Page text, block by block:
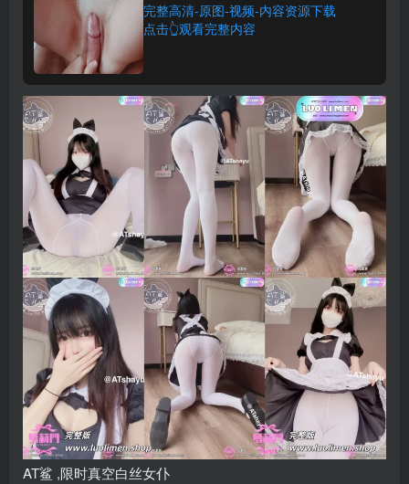
完整高清-原图-视频-内容资源下载
点击👆观看完整内容
AT鲨 ,限时真空白丝女仆